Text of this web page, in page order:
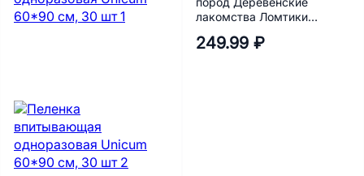
лакомства Ломтики
249.99 ₽